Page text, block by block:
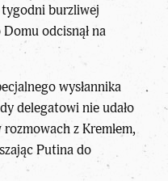
burzliwej
odcisnął na
wysłannika
delegatowi nie udało
z Kremlem,
Putina do